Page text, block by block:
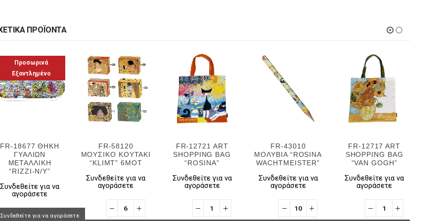
ΠΡΟΪΌΝΤΑ
Προσωρινά
Εξαντλημένο
FR-18677 ΘΗΚΗ
ΓΥΑΛΙΩΝ
ΜΕΤΑΛΛΙΚΗ
“RIZZI-N/Y”
Συνδεθείτε για να
αγοράσετε
Συνδεθείτε για να αγοράσετε
FR-58120
ΜΟΥΣΙΚΟ ΚΟΥΤΑΚΙ
“KLIMT” 6MOT
Συνδεθείτε για να
αγοράσετε
FR-12721 ART
SHOPPING BAG
“ROSINA”
Συνδεθείτε για να
αγοράσετε
FR-43010
ΜΟΛΥΒΙΑ “ROSINA
WACHTMEISTER”
Συνδεθείτε για να
αγοράσετε
FR-12717 ART
SHOPPING BAG
“VAN GOGH”
Συνδεθείτε για να
αγοράσετε